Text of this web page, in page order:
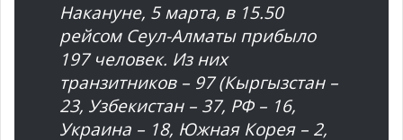
Накануне, 5 марта, в 15.50
рейсом Сеул-Алматы прибыло
197 человек. Из них
транзитников – 97 (Кыргызстан –
23, Узбекистан – 37, РФ – 16,
Украина – 18, Южная Корея – 2,